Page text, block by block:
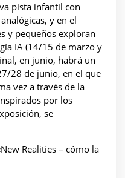
pista infantil con
y en el
y pequeños exploran
IA (14/15 de marzo y
en junio, habrá un
28 de junio, en el que
vez a través de la
por los
se
Realities – cómo la